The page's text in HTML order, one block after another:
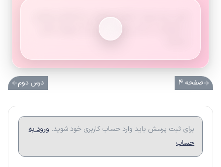
لباس تیره زودتر خشک می‌شود، زیرا گرمای بیشتری
از خورشید را جذب می‌کند و آب آن سریع‌تر تبخیر
صفحه ۴ درس دوم
برای ثبت پرسش باید وارد حساب کاربری خود شوید. ورود به
حساب